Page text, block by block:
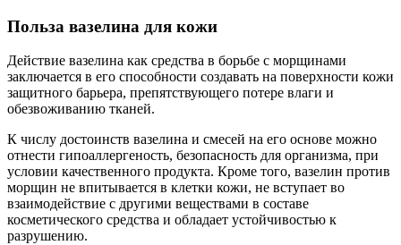
Польза вазелина для кожи
Действие вазелина как средства в борьбе с морщинами
заключается в его способности создавать на поверхности кожи
защитного барьера, препятствующего потере влаги и
обезвоживанию тканей.
К числу достоинств вазелина и смесей на его основе можно
отнести гипоаллергеность, безопасность для организма, при
условии качественного продукта. Кроме того, вазелин против
морщин не впитывается в клетки кожи, не вступает во
взаимодействие с другими веществами в составе
косметического средства и обладает устойчивостью к
разрушению.